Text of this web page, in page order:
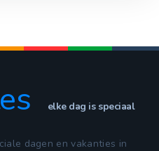
elke dag is speciaal
dagen en vakanties in